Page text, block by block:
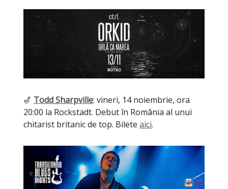
🎷 Todd Sharpville: vineri, 14 noiembrie, ora
20:00 la Rockstadt. Debut în România al unui
chitarist britanic de top. Bilete aici.